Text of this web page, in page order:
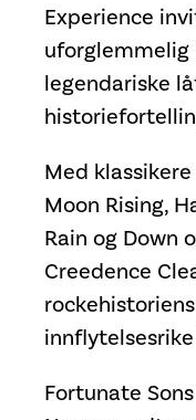
Experience
legendariske
Med
Moon Rising,
Rain og Down
Creedence
Fortunate